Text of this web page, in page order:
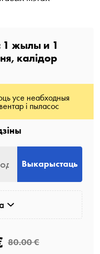
1 жылыи 1
калідор
усе неабходныя
і пыласос
Выкарыстаць
80.00 €